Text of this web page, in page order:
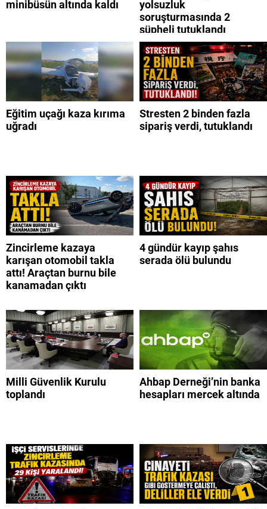
minibüsün altında kaldı
yolsuzluk
soruşturmasında 2
şüpheli tutuklandı
Eğitim uçağı kaza kırıma
uğradı
Stresten 2 binden fazla
sipariş verdi, tutuklandı
Zincirleme kazaya
karışan otomobil takla
attı! Araçtan burnu bile
kanamadan çıktı
4 gündür kayıp şahıs
serada ölü bulundu
Milli Güvenlik Kurulu
toplandı
Ahbap Derneği’nin banka
hesapları mercek altında